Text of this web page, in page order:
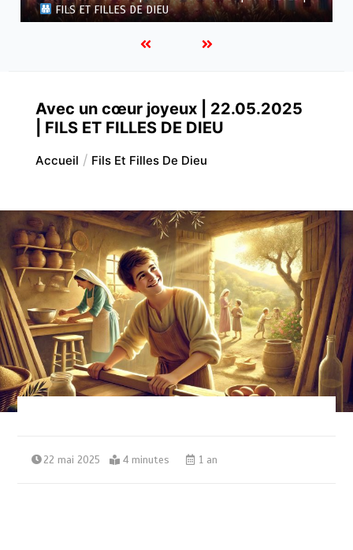
FILLES DE DIEU
Avec un cœur joyeux | 22.05.2025
| FILS ET FILLES DE DIEU
Accueil Fils Et Filles De Dieu
22 mai 2025 4 minutes 1 an